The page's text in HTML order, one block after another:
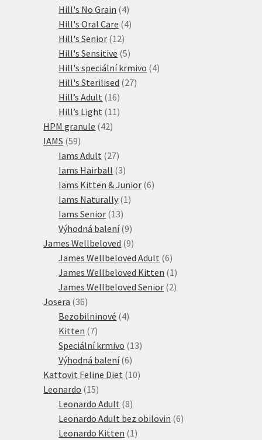
produktů
Hill's No Grain 44
produkty
Hill's Oral Care 44
Hill's Senior 1212
produktů
Hill's Sensitive 55
produktů
Hill's speciální krmivo 44
Hill's Sterilised 2727
Hill’s Adult 1616
produktů
Hill’s Light 11 11
HPM granule 4242
IAMS 5959
produktů
Iams Adult 2727
produktů
Iams Hairball 33
produkty
Iams Kitten & Junior 66
Iams Naturally 1 1
Iams Senior 1313
produktů
Výhodná balení 99
produktů
James Wellbeloved 99
produktů
James Wellbeloved Adult 66
produktů
James Wellbeloved Kitten 1 1
produkt
James Wellbeloved Senior 22
Josera 3636
produktů
Bezobilninové 44
Kitten 77
produktů
Speciální krmivo 1313
Výhodná balení 66
produktů
Kattovit Feline Diet 1010
Leonardo 1515
produktů
Leonardo Adult 88
produktů
Leonardo Adult bez obilovin 66
Leonardo Kitten 1 1